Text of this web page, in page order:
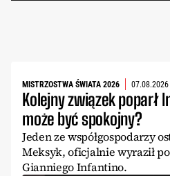
MISTRZOSTWA ŚWIATA 2026
Kolejny związek poparł
może być spokojny?
Jeden ze współgospodarzy
Meksyk, oficjalnie wyraził
Gianniego Infantino.